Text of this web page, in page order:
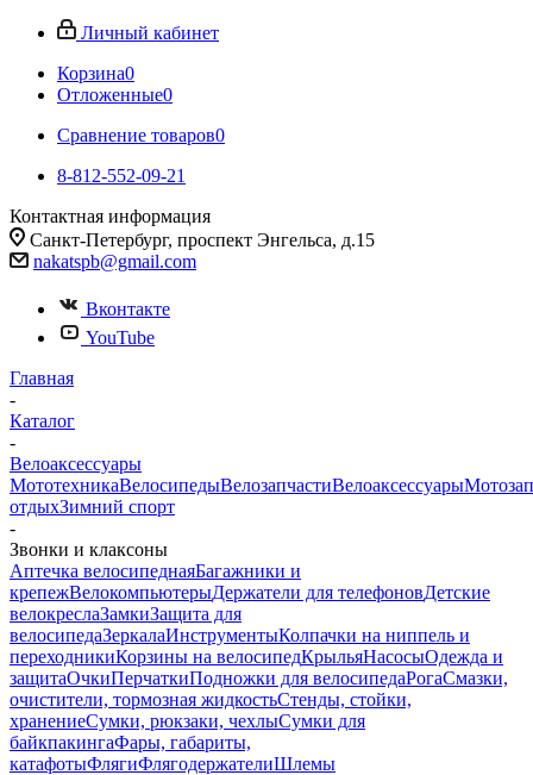
Личный кабинет
Корзина0
Отложенные0
Сравнение товаров0
8-812-552-09-21
Контактная информация
Санкт-Петербург, проспект Энгельса, д.15
nakatspb@gmail.com
Вконтакте
YouTube
Главная
-
Каталог
-
Велоаксессуары
МототехникаВелосипедыВелозапчастиВелоаксессуары
отдыхЗимний спорт
-
Звонки и клаксоны
Аптечка велосипеднаяБагажники и
крепежВелокомпьютерыДержатели для телефоновДетские
велокреслаЗамкиЗащита для
велосипедаЗеркалаИнструментыКолпачки на ниппель и
переходникиКорзины на велосипедКрыльяНасосыОдежда и
защитаОчкиПерчаткиПодножки для велосипедаРогаСмазки,
очистители, тормозная жидкостьСтенды, стойки,
хранениеСумки, рюкзаки, чехлыСумки для
байкпакингаФары, габариты,
катафотыФлягиФлягодержателиШлемы